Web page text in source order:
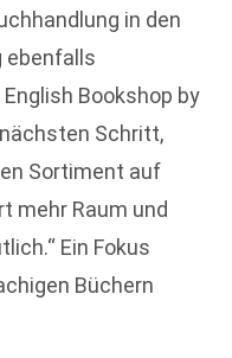
in den
ebenfalls
Bookshop by
Schritt,
Sortiment auf
mehr Raum und
Ein Fokus
Büchern